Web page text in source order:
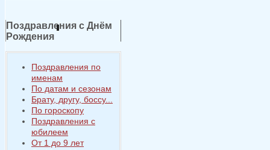
Поздравления с Днём
Рождения
Поздравления по
именам
По датам и сезонам
Брату, другу, боссу...
По гороскопу
Поздравления с
юбилеем
От 1 до 9 лет